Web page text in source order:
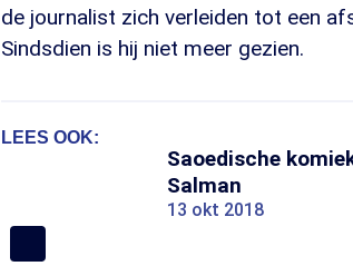
de journalist zich verleiden tot een
Sindsdien is hij niet meer gezien.
LEES OOK:
Saoedische
Salman
13 okt 2018